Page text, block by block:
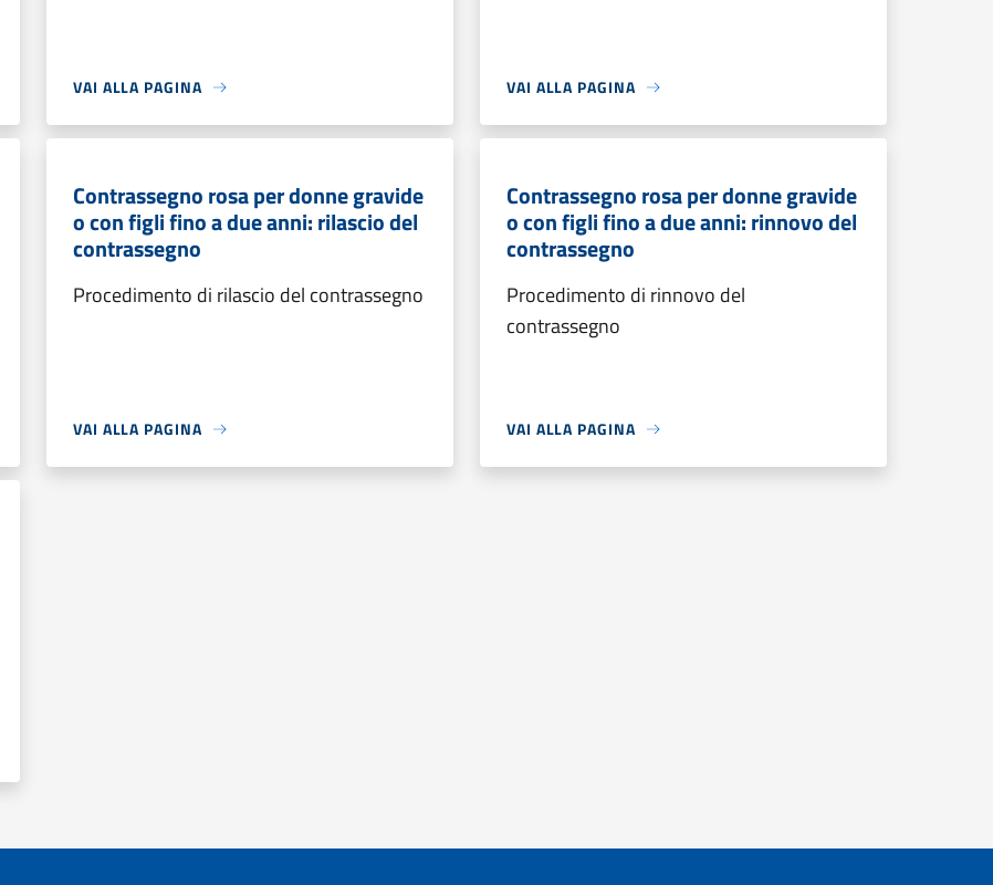
VAI ALLA PAGINA VAI ALLA PAGINA
Contrassegno rosa per donne gravide
o con figli fino a due anni: rilascio del
contrassegno
Procedimento di rilascio del contrassegno
VAI ALLA PAGINA
Contrassegno rosa per donne gravide
o con figli fino a due anni: rinnovo del
contrassegno
Procedimento di rinnovo del
contrassegno
VAI ALLA PAGINA